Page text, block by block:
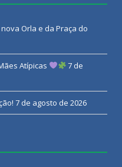
Orla e da Praça do
Atípicas
7 de
7 de agosto de 2026